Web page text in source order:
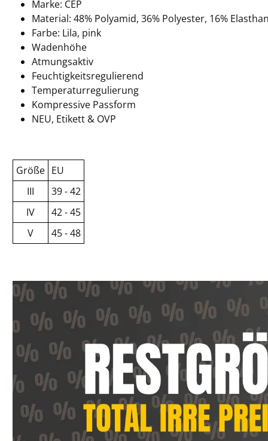
Marke: CEP
Material: 48% Polyamid, 36% Polyester, 16% Elasthan
Farbe: Lila, pink
Wadenhöhe
Atmungsaktiv
Feuchtigkeitsregulierend
Temperaturregulierung
Kompressive Passform
NEU, Etikett & OVP
Größe EU
III
39 - 42
IV
42 - 45
V
45 - 48